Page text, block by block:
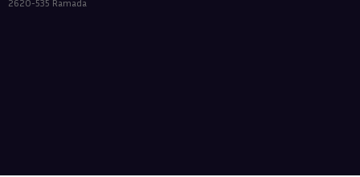
2620-535 Ramada